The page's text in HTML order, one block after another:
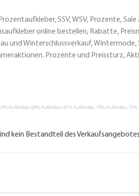
SSV, WSV, Prozente,
online bestellen, Rabatte,
und Winterschlussverkauf,
Prozente und Preissturz,
Aufkleber, 60% Aufkleber, 65% Aufkleber, 70% Aufkleber,
kein Bestandteil des